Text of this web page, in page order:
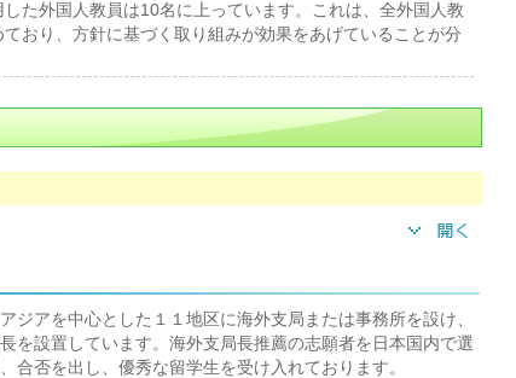
た外国人教員は10名に上っています。これは、全外国人教
おり、方針に基づく取り組みが効果をあげていることが分
ジアを中心とした１１地区に海外支局または事務所を設け、
を設置しています。海外支局長推薦の志願者を日本国内で選
合否を出し、優秀な留学生を受け入れております。